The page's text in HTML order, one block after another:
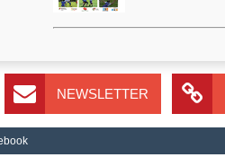
NEWSLETTER